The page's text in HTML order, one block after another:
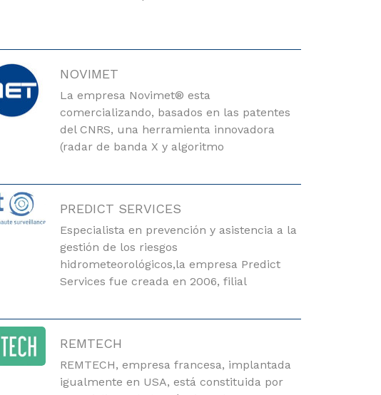
NOVIMET
La empresa Novimet® esta
comercializando, basados en las patentes
del CNRS, una herramienta innovadora
(radar de banda X y algoritmo
PREDICT SERVICES
Especialista en prevención y asistencia a la
gestión de los riesgos
hidrometeorológicos,la empresa Predict
Services fue creada en 2006, filial
REMTECH
REMTECH, empresa francesa, implantada
igualmente en USA, está constituida por